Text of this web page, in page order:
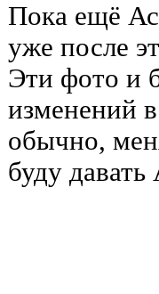
Пока ещё
уже после
Эти фото и
изменений в
обычно,
буду